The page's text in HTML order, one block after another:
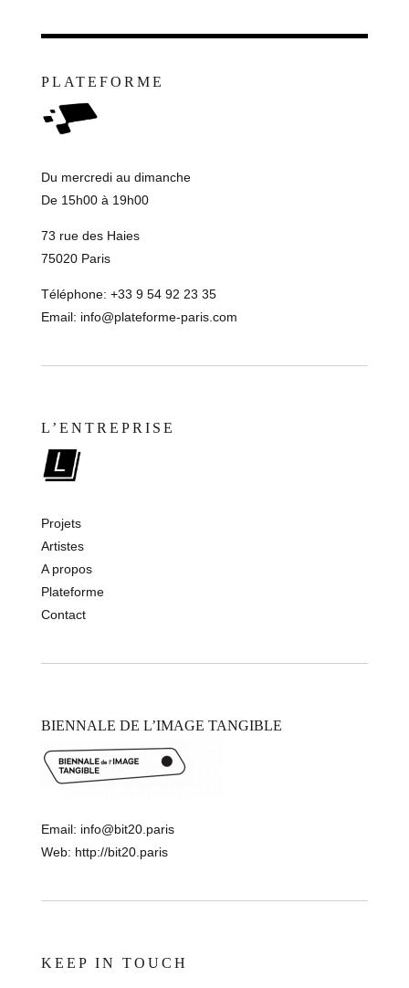
PLATEFORME
Du mercredi au dimanche
De 15h00 à 19h00
73 rue des Haies
75020 Paris
Téléphone: +33 9 54 92 23 35
Email: info@plateforme-paris.com
L’ENTREPRISE
Projets
Artistes
A propos
Plateforme
Contact
BIENNALE DE L’IMAGE TANGIBLE
Email: info@bit20.paris
Web: http://bit20.paris
KEEP IN TOUCH